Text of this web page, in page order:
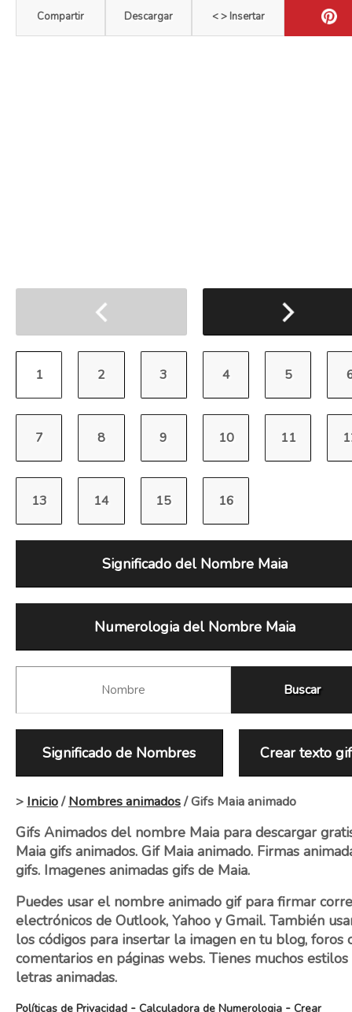
Compartir Descargar < > Insertar
Significado del Nombre Maia
Numerologia del Nombre Maia
Significado de Nombres Crear texto gif
> Inicio/Nombres animados/ Gifs Maia animado
Gifs Animados del nombre Maia para descargar
Maia gifs animados. Gif Maia animado. Firmas
gifs. Imagenes animadas gifs de Maia.
Puedes usar el nombre animado gif para firmar
electrónicos de Outlook, Yahoo y Gmail. También
los códigos para insertar la imagen en tu blog, foros
comentarios en páginas webs. Tienes muchos estilos
letras animadas.
Políticas de Privacidad - Calculadora de Numerologia - Crear